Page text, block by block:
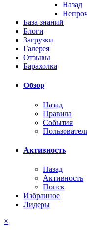
Назад
База знаний
Блоги
Загрузки
Галерея
Отзывы
Барахолка
Обзор
Назад
Правила
События
Активность
Назад
Активность
Поиск
Избранное
Лидеры
×